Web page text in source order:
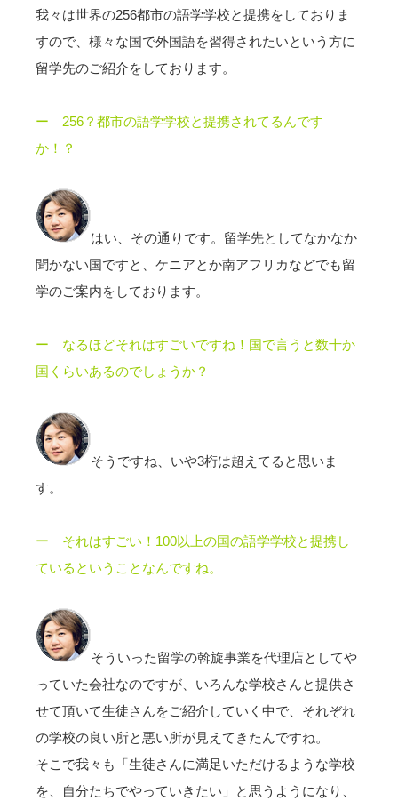
我々は世界の256都市の語学学校と提携をしておりま
すので、様々な国で外国語を習得されたいという方に
留学先のご紹介をしております。
ー 256？都市の語学学校と提携されてるんです
か！？
はい、その通りです。留学先としてなかなか
聞かない国ですと、ケニアとか南アフリカなどでも留
学のご案内をしております。
ー なるほどそれはすごいですね！国で言うと数十か
国くらいあるのでしょうか？
そうですね、いや3桁は超えてると思いま
す。
ー それはすごい！100以上の国の語学学校と提携し
ているということなんですね。
そういった留学の斡旋事業を代理店としてや
っていた会社なのですが、いろんな学校さんと提供さ
せて頂いて生徒さんをご紹介していく中で、それぞれ
の学校の良い所と悪い所が見えてきたんですね。
そこで我々も「生徒さんに満足いただけるような学校
を、自分たちでやっていきたい」と思うようになり、